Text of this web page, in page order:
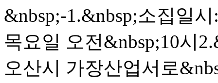
&nbsp;-1.&nbsp;소집일
목요일 오전&nbsp;10시
오산시 가장산업서로